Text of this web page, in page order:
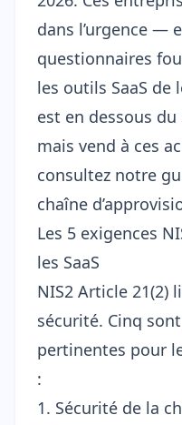
dans l’urgence —
questionnaires
les outils SaaS de
est en dessous
mais vend à ces
consultez notre
chaîne
Les 5 exigences
les SaaS
NIS2 Article 21(2)
sécurité. Cinq
pertinentes pour
:
1. Sécurité de la